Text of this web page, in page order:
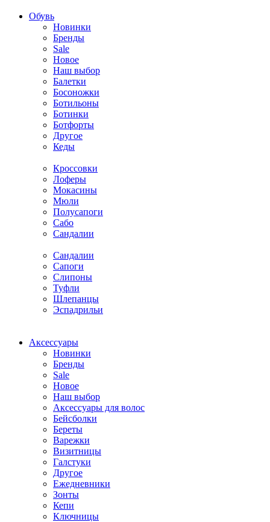
Обувь
Новинки
Бренды
Sale
Новое
Наш выбор
Балетки
Босоножки
Ботильоны
Ботинки
Ботфорты
Другое
Кеды
Кроссовки
Лоферы
Мокасины
Мюли
Полусапоги
Сабо
Сандалии
Сандалии
Сапоги
Слипоны
Туфли
Шлепанцы
Эспадрильи
Аксессуары
Новинки
Бренды
Sale
Новое
Наш выбор
Аксессуары для волос
Бейсболки
Береты
Варежки
Визитницы
Галстуки
Другое
Ежедневники
Зонты
Кепи
Ключницы